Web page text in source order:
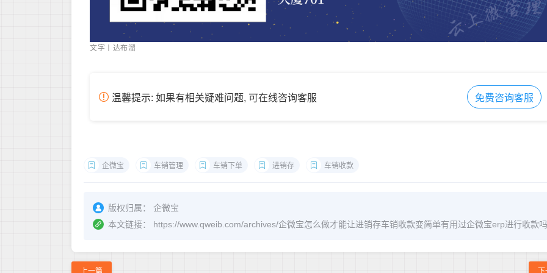
文字丨达布溜
温馨提示: 如果有相关疑难问题, 可在线咨询客服 免费咨询客服
企微宝 车销管理 车销下单 进销存 车销收款
版权归属：
企微宝
本文链接：
https://www.qweib.com/archives/企微宝怎么做才能让进销存车销收款变简单有用过企微宝erp进行收款吗
上一篇